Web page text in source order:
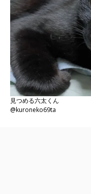
見つめる六太くん
@kuroneko69ta